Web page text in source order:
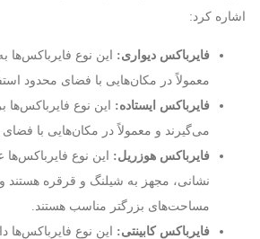
اشاره کرد:
فایرباکس دیواری: این نوع
معمولاً در مکان‌هایی با فضای محدود
فایرباکس ایستاده: این نوع فایرباکس‌ها
می‌گیرند و معمولاً در مکان‌هایی با فضای
فایرباکس هوزریل: این نوع
نشانی، مجهز به شیلنگ و قرقره هستند
مساحت‌های بزرگتر مناسب هستند.
فایرباکس کابینتی: این نوع فایرباکس‌ها